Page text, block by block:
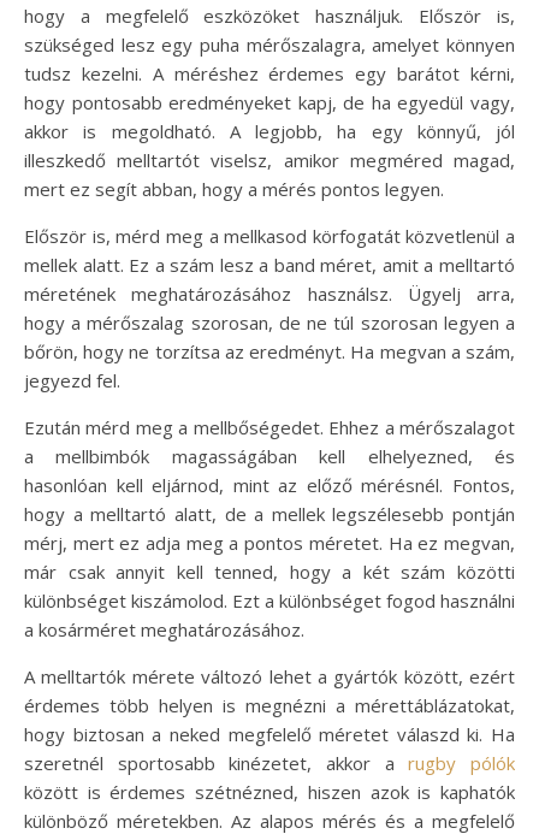
hogy a megfelelő eszközöket használjuk. Először is,
szükséged lesz egy puha mérőszalagra, amelyet könnyen
tudsz kezelni. A méréshez érdemes egy barátot kérni,
hogy pontosabb eredményeket kapj, de ha egyedül vagy,
akkor is megoldható. A legjobb, ha egy könnyű, jól
illeszkedő melltartót viselsz, amikor megméred magad,
mert ez segít abban, hogy a mérés pontos legyen.
Először is, mérd meg a mellkasod körfogatát közvetlenül a
mellek alatt. Ez a szám lesz a band méret, amit a melltartó
méretének meghatározásához használsz. Ügyelj arra,
hogy a mérőszalag szorosan, de ne túl szorosan legyen a
bőrön, hogy ne torzítsa az eredményt. Ha megvan a szám,
jegyezd fel.
Ezután mérd meg a mellbőségedet. Ehhez a mérőszalagot
a mellbimbók magasságában kell elhelyezned, és
hasonlóan kell eljárnod, mint az előző mérésnél. Fontos,
hogy a melltartó alatt, de a mellek legszélesebb pontján
mérj, mert ez adja meg a pontos méretet. Ha ez megvan,
már csak annyit kell tenned, hogy a két szám közötti
különbséget kiszámolod. Ezt a különbséget fogod használni
a kosárméret meghatározásához.
A melltartók mérete változó lehet a gyártók között, ezért
érdemes több helyen is megnézni a mérettáblázatokat,
hogy biztosan a neked megfelelő méretet válaszd ki. Ha
szeretnél sportosabb kinézetet, akkor arugby pólók
között is érdemes szétnézned, hiszen azok is kaphatók
különböző méretekben. Az alapos mérés és a megfelelő